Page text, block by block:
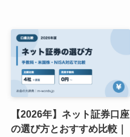
【2026年】ネット証券口座
の選び方とおすすめ比較｜